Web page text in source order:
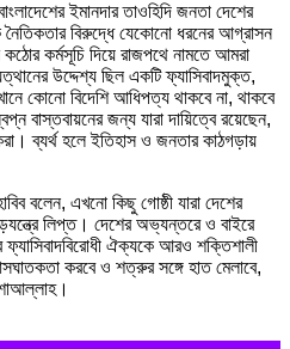
ইমানদার তাওহিদি জনতা দেশের
নৈতিকতার বিরুদ্ধে যেকোনো ধরনের আগ্রাসন
কর্মসূচি দিয়ে রাজপথে নামতে আমরা
উদ্দেশ্য ছিল একটি ফ্যাসিবাদমুক্ত,
কোনো বিদেশি আধিপত্য থাকবে না, থাকবে
বাস্তবায়নের জন্য যারা দায়িত্বে রয়েছেন,
ব্যর্থ হলে ইতিহাস ও জনতার কাঠগড়ায়
বলেন, এখনো কিছু গোষ্ঠী যারা দেশের
লিপ্ত। দেশের অভ্যন্তরে ও বাইরে
ঐক্যকে আরও শক্তিশালী
করবে ও শত্রুর সঙ্গে হাত মেলাবে,